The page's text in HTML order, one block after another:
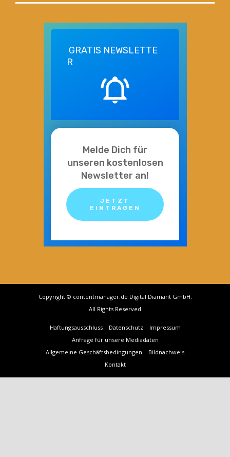
GRATIS NEWSLETTE
R
Melde Dich für
unseren kostenlosen
Newsletter an!
JETZT
EINTRAGEN
Copyright © contentmanager.de Digital Diamant GmbH.
All Rights Reserved
Haftungsausschluss Datenschutz
Impressum
Anfrage für unsere Mediadaten
Allgemeine Geschäftsbedingungen
Bildnachweis
Kontakt